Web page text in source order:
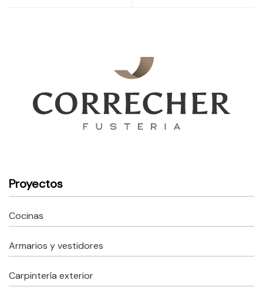
Proyectos
Cocinas
Armarios y vestidores
Carpintería exterior